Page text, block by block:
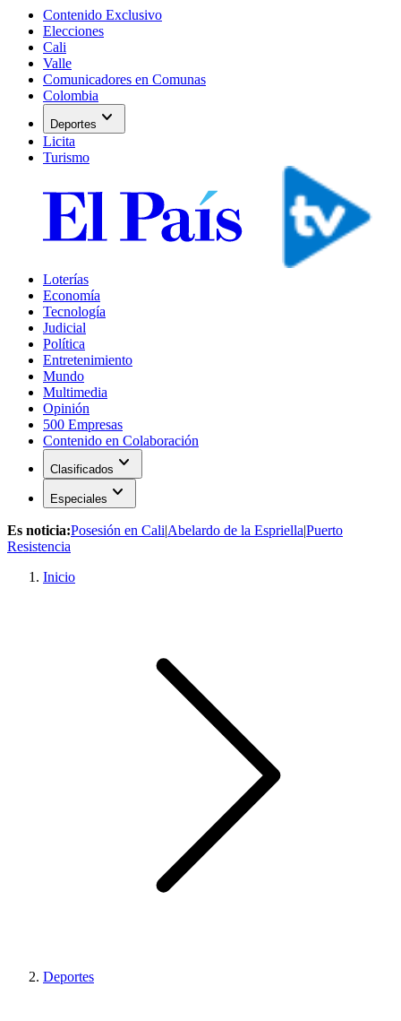
Contenido Exclusivo
Elecciones
Cali
Valle
Comunicadores en Comunas
Colombia
Deportes expand_more
Licita
Turismo
Loterías
Economía
Tecnología
Judicial
Política
Entretenimiento
Mundo
Multimedia
Opinión
500 Empresas
Contenido en Colaboración
Clasificados expand_more
Especiales expand_more
Es noticia:Posesión en Cali|Abelardo de la Espriella|Puerto
Resistencia
Inicio
Deportes